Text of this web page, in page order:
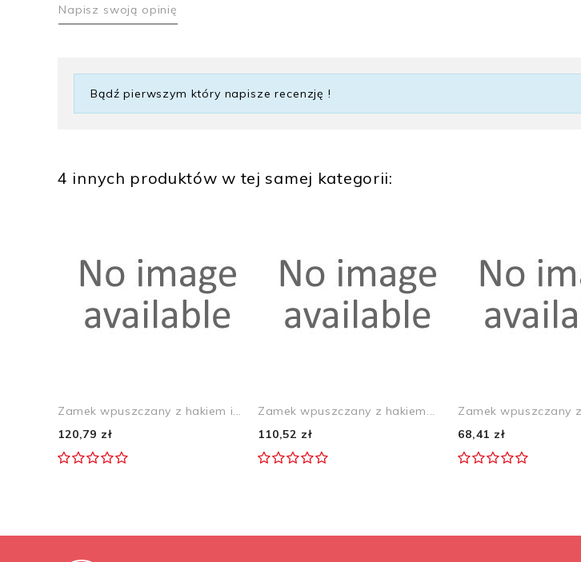
Napisz swoją opinię
Bądź pierwszym który napisze recenzję !
4 innych produktów w tej samej kategorii:
Zamek wpuszczany z hakiem i...
120,79 zł
Zamek wpuszczany z hakiem...
110,52 zł
Zamek wpuszczany
68,41 zł